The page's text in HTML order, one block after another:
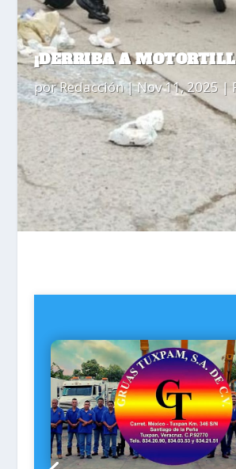
¡DERRIBA A
porRedacción|Nov 11, 2025 |